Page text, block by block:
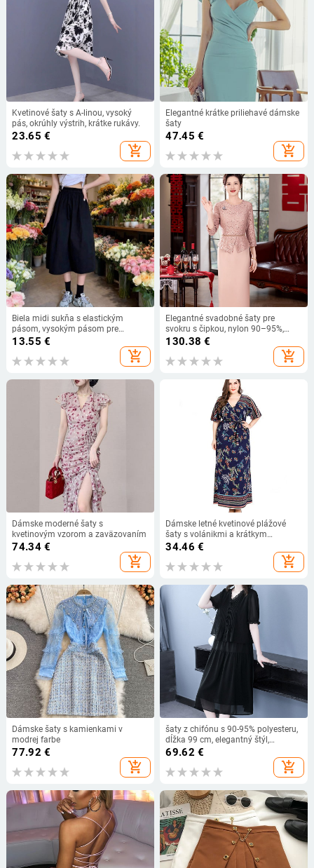
Kvetinové šaty s A-linou, vysoký
pás, okrúhly výstrih, krátke rukávy.
23.65 €
add_shopping_cart
Elegantné krátke priliehavé dámske
šaty
47.45 €
add_shopping_cart
Biela midi sukňa s elastickým
pásom, vysokým pásom pre
zoštíhlenie, elegantný každodenný
13.55 €
add_shopping_cart
Elegantné svadobné šaty pre
svokru s čipkou, nylon 90–95%,
stredná dĺžka, jar 2026, literárny
130.38 €
add_shopping_cart
Dámske moderné šaty s
kvetinovým vzorom a zaväzovaním
74.34€
add_shopping_cart
Dámske letné kvetinové plážové
šaty s volánikmi a krátkym
rukávom, kvetinové maxi šaty s
34.46 €
add_shopping_cart
Dámske šaty s kamienkami v
modrej farbe
77.92 €
add_shopping_cart
šaty z chifónu s 90-95% polyesteru,
dĺžka 99 cm, elegantný štýl,
lisovaná úprava
69.62 €
add_shopping_cart